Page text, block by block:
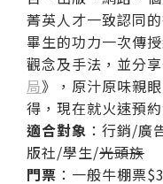
菁英人才一致認同
畢生的功力一次傳
觀念及手法，並分
局》，原汁原味親
得，現在就火速預
適合對象 ：行銷/廣
版社/學生/光頭族
門票 ：一般牛棚票